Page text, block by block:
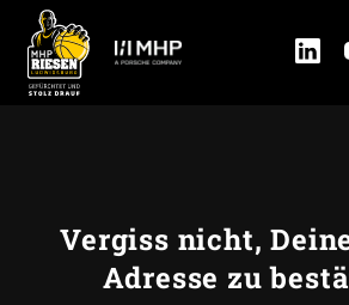
Vergiss nicht,
Adresse zu